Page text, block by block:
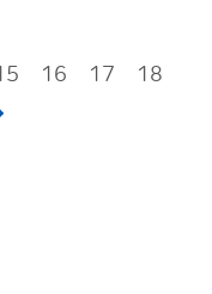
16 17
18